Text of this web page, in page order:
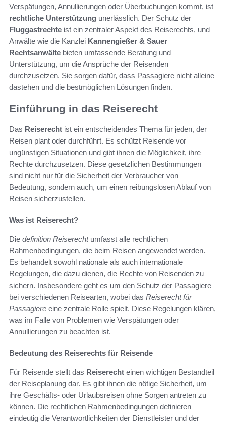
Verspätungen, Annullierungen oder Überbuchungen kommt, ist
rechtliche Unterstützung unerlässlich. Der Schutz der
Fluggastrechte ist ein zentraler Aspekt des Reiserechts, und
Anwälte wie die Kanzlei Kannengießer & Sauer
Rechtsanwälte bieten umfassende Beratung und
Unterstützung, um die Ansprüche der Reisenden
durchzusetzen. Sie sorgen dafür, dass Passagiere nicht alleine
dastehen und die bestmöglichen Lösungen finden.
Einführung in das Reiserecht
Das Reiserecht ist ein entscheidendes Thema für jeden, der
Reisen plant oder durchführt. Es schützt Reisende vor
ungünstigen Situationen und gibt ihnen die Möglichkeit, ihre
Rechte durchzusetzen. Diese gesetzlichen Bestimmungen
sind nicht nur für die Sicherheit der Verbraucher von
Bedeutung, sondern auch, um einen reibungslosen Ablauf von
Reisen sicherzustellen.
Was ist Reiserecht?
Die definition Reiserechtumfasst alle rechtlichen
Rahmenbedingungen, die beim Reisen angewendet werden.
Es behandelt sowohl nationale als auch internationale
Regelungen, die dazu dienen, die Rechte von Reisenden zu
sichern. Insbesondere geht es um den Schutz der Passagiere
bei verschiedenen Reisearten, wobei das Reiserecht für
Passagiere eine zentrale Rolle spielt. Diese Regelungen klären,
was im Falle von Problemen wie Verspätungen oder
Annullierungen zu beachten ist.
Bedeutung des Reiserechts für Reisende
Für Reisende stellt das Reiserecht einen wichtigen Bestandteil
der Reiseplanung dar. Es gibt ihnen die nötige Sicherheit, um
ihre Geschäfts- oder Urlaubsreisen ohne Sorgen antreten zu
können. Die rechtlichen Rahmenbedingungen definieren
eindeutig die Verantwortlichkeiten der Dienstleister und der